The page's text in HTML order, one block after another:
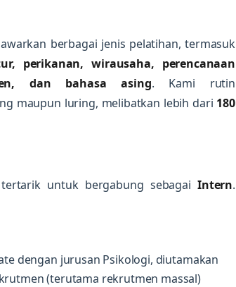
berbagai jenis pelatihan, termasuk
perikanan, wirausaha, perencanaan
dan bahasa asing. Kami rutin
maupun luring, melibatkan lebih dari 180
untuk bergabung sebagaiIntern.
dengan jurusan Psikologi, diutamakan
(terutama rekrutmen massal)